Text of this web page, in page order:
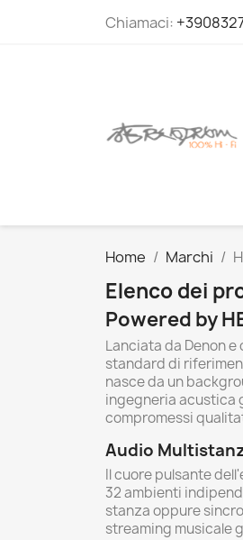
Chiamaci:
Home Marchi
Elenco dei
Powered by
Lanciata da Denon
standard di
nasce da un
ingegneria acustica
compromessi
Audio
Il cuore pulsante
32 ambienti
stanza oppure
streaming musicale